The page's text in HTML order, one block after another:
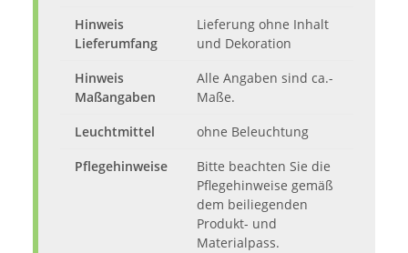
Hinweis
Lieferumfang
Lieferung ohne Inhalt
und Dekoration
Hinweis
Maßangaben
Alle Angaben sind ca.-
Maße.
Leuchtmittel
ohne Beleuchtung
Pflegehinweise
Bitte beachten Sie die
Pflegehinweise gemäß
dem beiliegenden
Produkt- und
Materialpass.